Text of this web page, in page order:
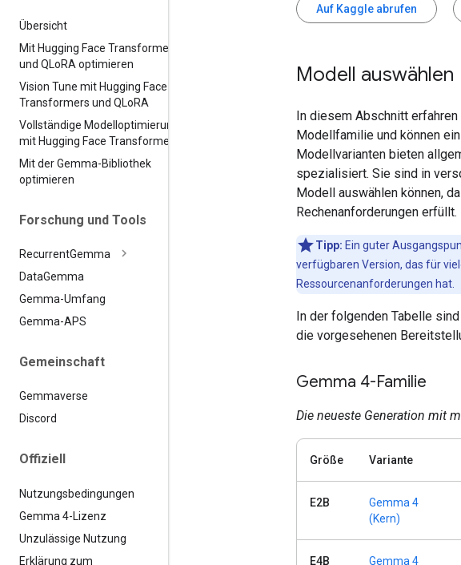
Übersicht
Mit Hugging Face Transformers
und QLoRA optimieren
Vision Tune mit Hugging Face
Transformers und QLoRA
Vollständige Modelloptimierung
mit Hugging Face Transformers
Mit der Gemma-Bibliothek
optimieren
Forschung und Tools
RecurrentGemma
DataGemma
Gemma-Umfang
Gemma-APS
Gemeinschaft
Gemmaverse
Discord
Offiziell
Nutzungsbedingungen
Gemma 4-Lizenz
Unzulässige Nutzung
Erklärung zum
Auf Kaggle abrufen
Modell auswählen
In diesem Abschnitt
Modellfamilie und können
Modellvarianten bieten
spezialisiert. Sie sind in
Modell auswählen können,
Rechenanforderungen erfüllt.
Tipp: Ein guter
verfügbaren Version, das für
Ressourcenanforderungen hat.
In der folgenden Tabelle
die vorgesehenen
Gemma 4-Familie
Die neueste Generation mit
Größe Variante
E2B
Gemma 4
(Kern)
E4B
Gemma 4